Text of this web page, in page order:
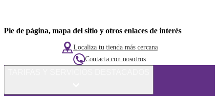
Pie de página, mapa del sitio y otros enlaces de interés
Localiza tu tienda más cercana
Contacta con nosotros